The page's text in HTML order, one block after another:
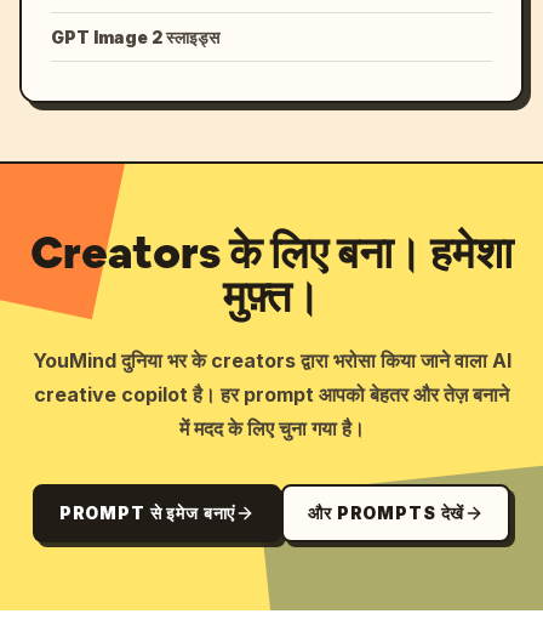
GPT Image 2 स्लाइड्स
Creators के लिए बना। हमेशा
मुफ़्त।
YouMind दुनिया भर के creators द्वारा भरोसा किया जाने वाला AI
creative copilot है। हर prompt आपको बेहतर और तेज़ बनाने
में मदद के लिए चुना गया है।
PROMPT से इमेज बनाएं और PROMPTS देखें